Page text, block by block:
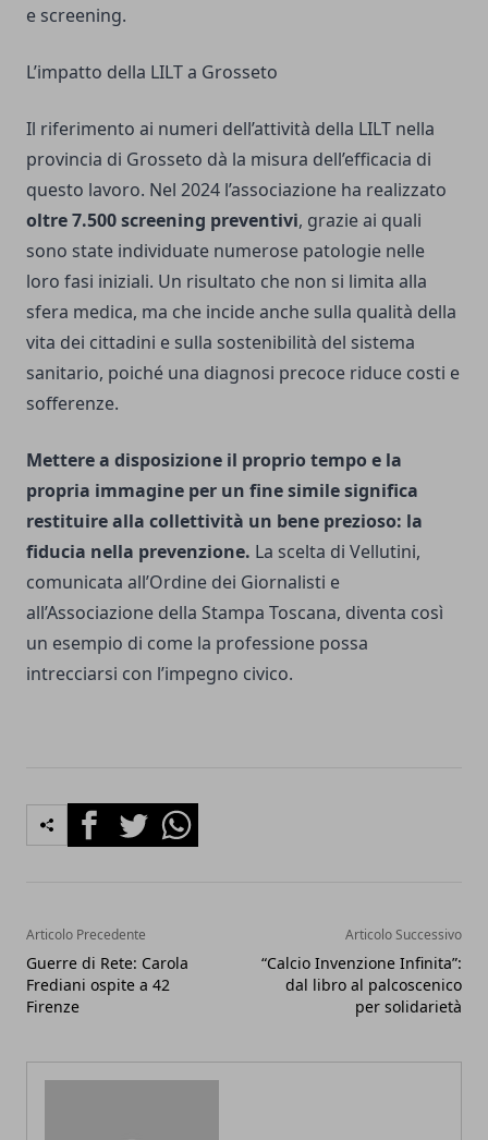
e screening.
L’impatto della LILT a Grosseto
Il riferimento ai numeri dell’attività della LILT nella
provincia di Grosseto dà la misura dell’efficacia di
questo lavoro. Nel 2024 l’associazione ha realizzato
oltre 7.500 screening preventivi, grazie ai quali
sono state individuate numerose patologie nelle
loro fasi iniziali. Un risultato che non si limita alla
sfera medica, ma che incide anche sulla qualità della
vita dei cittadini e sulla sostenibilità del sistema
sanitario, poiché una diagnosi precoce riduce costi e
sofferenze.
Mettere a disposizione il proprio tempo e la
propria immagine per un fine simile significa
restituire alla collettività un bene prezioso: la
fiducia nella prevenzione. La scelta di Vellutini,
comunicata all’Ordine dei Giornalisti e
all’Associazione della Stampa Toscana, diventa così
un esempio di come la professione possa
intrecciarsi con l’impegno civico.
FacebookTwitterWhatsapp
Articolo Precedente
Guerre di Rete: Carola
Frediani ospite a 42
Firenze
Articolo Successivo
“Calcio Invenzione Infinita”:
dal libro al palcoscenico
per solidarietà